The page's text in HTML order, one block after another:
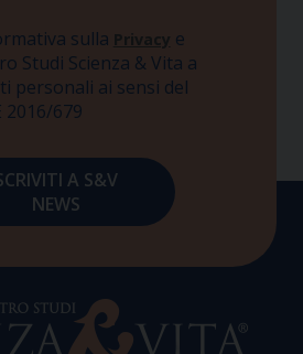
sulla Privacy e
Studi Scienza & Vita a
personali ai sensi del
2016/679